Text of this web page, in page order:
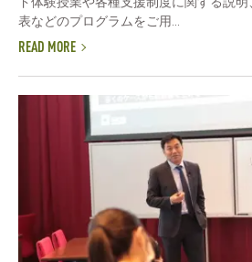
表などのプログラムをご用...
READ MORE